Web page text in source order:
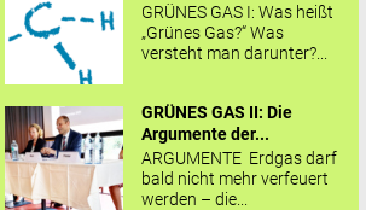
GRÜNES GAS I: Was heißt
„Grünes Gas?“ Was
versteht man darunter?...
GRÜNES GAS II: Die
Argumente der...
ARGUMENTE Erdgas darf
bald nicht mehr verfeuert
werden – die...